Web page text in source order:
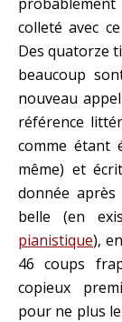
colleté avec
Des quatorze
beaucoup
nouveau
référence
comme étant
même) et
donnée après
belle (en
pianistique),
46 coups
copieux
pour ne plus